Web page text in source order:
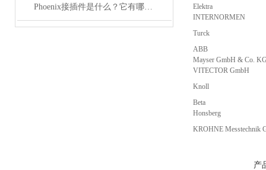
Phoenix接插件是什么？它有哪些分类？
Elektra
INTERNORMEN
Turck
ABB
Mayser GmbH & Co.
VITECTOR GmbH
Knoll
Beta
Honsberg
KROHNE Messtechnik
产